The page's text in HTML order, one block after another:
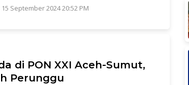
September 2024 20:52 PM
di PON XXI Aceh-Sumut,
Perunggu